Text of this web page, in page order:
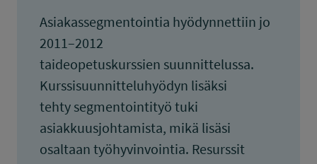
Asiakassegmentointia hyödynnettiin jo
2011–2012
taideopetuskurssien suunnittelussa.
Kurssisuunnitteluhyödyn lisäksi
tehty segmentointityö tuki
asiakkuusjohtamista, mikä lisäsi
osaltaan työhyvinvointia. Resurssit